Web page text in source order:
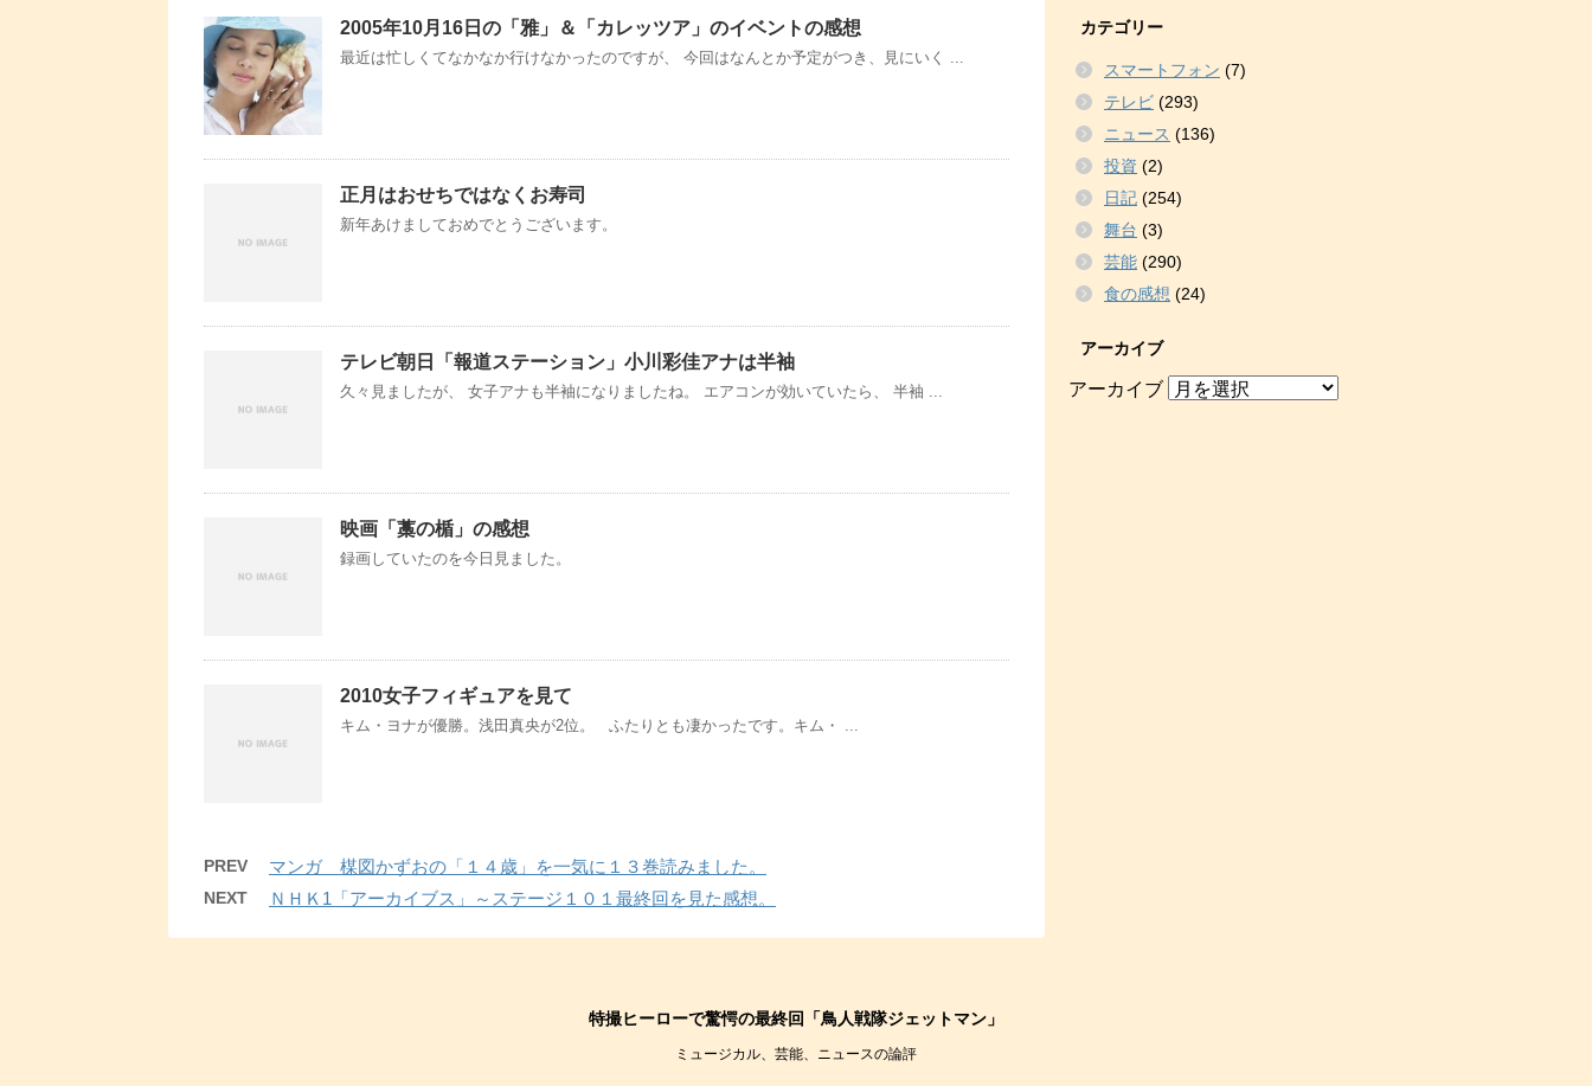
2005年10月16日の「雅」＆「カレッツア」のイベントの感想
最近は忙しくてなかなか行けなかったのですが、 今回はなんとか予定がつき、見にいく ...
正月はおせちではなくお寿司
新年あけましておめでとうございます。
テレビ朝日「報道ステーション」小川彩佳アナは半袖
久々見ましたが、 女子アナも半袖になりましたね。 エアコンが効いていたら、 半袖 ...
映画「藁の楯」の感想
録画していたのを今日見ました。
2010女子フィギュアを見て
キム・ヨナが優勝。浅田真央が2位。 ふたりとも凄かったです。キム・ ...
PREV マンガ 楳図かずおの「１４歳」を一気に１３巻読みました。
NEXT ＮＨＫ1「アーカイブス」～ステージ１０１最終回を見た感想。
カテゴリー
スマートフォン (7)
テレビ (293)
ニュース (136)
投資 (2)
日記 (254)
舞台 (3)
芸能 (290)
食の感想 (24)
アーカイブ
アーカイブ
特撮ヒーローで驚愕の最終回「鳥人戦隊ジェットマン」
ミュージカル、芸能、ニュースの論評